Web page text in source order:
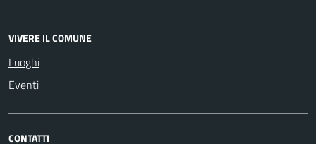
VIVERE IL COMUNE
Luoghi
Eventi
CONTATTI